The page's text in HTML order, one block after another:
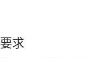
求